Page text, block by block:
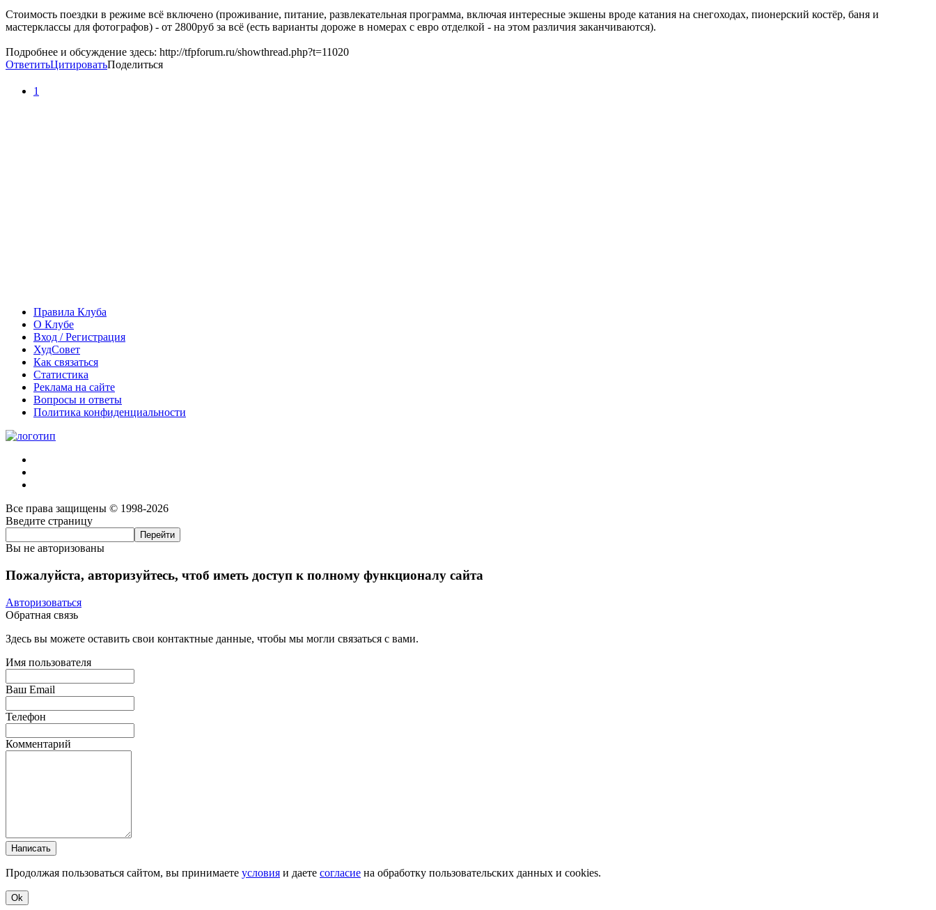
Стоимость поездки в режиме всё включено (проживание, питание, развлекательная программа, включая интересные экшены вроде катания на снегоходах, пионерский костёр, баня и
мастерклассы для фотографов) - от 2800руб за всё (есть варианты дороже в номерах с евро отделкой - на этом различия заканчиваются).
Подробнее и обсуждение здесь: http://tfpforum.ru/showthread.php?t=11020
ОтветитьЦитироватьПоделиться
1
Правила Клуба
О Клубе
Вход / Регистрация
ХудСовет
Как связаться
Статистика
Реклама на сайте
Вопросы и ответы
Политика конфиденциальности
Все права защищены © 1998-2026
Введите страницу
Вы не авторизованы
Пожалуйста, авторизуйтесь, чтоб иметь доступ к полному функционалу сайта
Авторизоваться
Обратная связь
Здесь вы можете оставить свои контактные данные, чтобы мы могли связаться с вами.
Имя пользователя
Ваш Email
Телефон
Комментарий
Написать
Продолжая пользоваться сайтом, вы принимаете условия и даете согласие на обработку пользовательских данных и cookies.
Ok